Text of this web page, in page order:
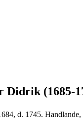
Didrik (1685-
d. 1745.